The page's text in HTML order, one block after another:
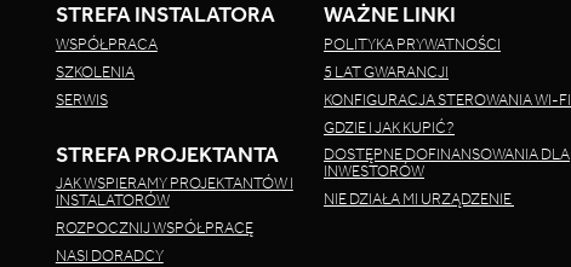
STREFA INSTALATORA
WSPÓŁPRACA
SZKOLENIA
SERWIS
STREFA PROJEKTANTA
JAK WSPIERAMY PROJEKTANTÓW I
INSTALATORÓW
ROZPOCZNIJ WSPÓŁPRACĘ
NASI DORADCY
WAŻNE LINKI
POLITYKA PRYWATNOŚCI
5 LAT GWARANCJI
KONFIGURACJA STEROWANIA WI-FI
GDZIE I JAK KUPIĆ?
DOSTĘPNE DOFINANSOWANIA DLA
INWESTORÓW
NIE DZIAŁA MI URZĄDZENIE